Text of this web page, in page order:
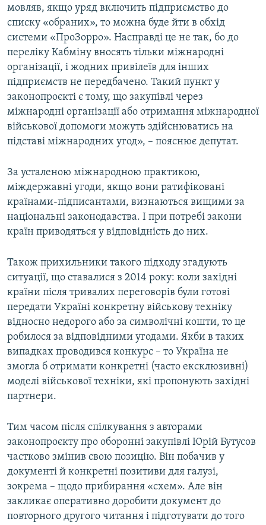
мовляв, якщо уряд включить підприємство до
списку «обраних», то можна буде йти в обхід
системи «ПроЗорро». Насправді це не так, бо до
переліку Кабміну вносять тільки міжнародні
організації, і жодних привілеїв для інших
підприємств не передбачено. Такий пункт у
законопроєкті є тому, що закупівлі через
міжнародні організації або отримання міжнародної
військової допомоги можуть здійснюватись на
підставі міжнародних угод», – пояснює депутат.
За усталеною міжнародною практикою,
міждержавні угоди, якщо вони ратифіковані
країнами-підписантами, визнаються вищими за
національні законодавства. І при потребі закони
країн приводяться у відповідність до них.
Також прихильники такого підходу згадують
ситуації, що ставалися з 2014 року: коли західні
країни після тривалих переговорів були готові
передати Україні конкретну військову техніку
відносно недорого або за символічні кошти, то це
робилося за відповідними угодами. Якби в таких
випадках проводився конкурс – то Україна не
змогла б отримати конкретні (часто ексклюзивні)
моделі військової техніки, які пропонують західні
партнери.
Тим часом після спілкування з авторами
законопроєкту про оборонні закупівлі Юрій Бутусов
частково змінив свою позицію. Він побачив у
документі й конкретні позитиви для галузі,
зокрема – щодо прибирання «схем». Але він
закликає оперативно доробити документ до
повторного другого читання і підготувати до того